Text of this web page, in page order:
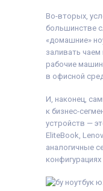
Во-вторых,
большинстве
«домашние»
заливать чаем
рабочие
в офисной
И, наконец,
к бизнес-
устройств —
EliteBook,
аналогичные